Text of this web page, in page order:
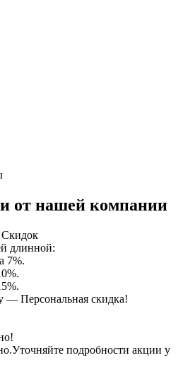
от нашей компании
Скидок
длинной:
7%.
— Персональная скидка!
подробности акции у